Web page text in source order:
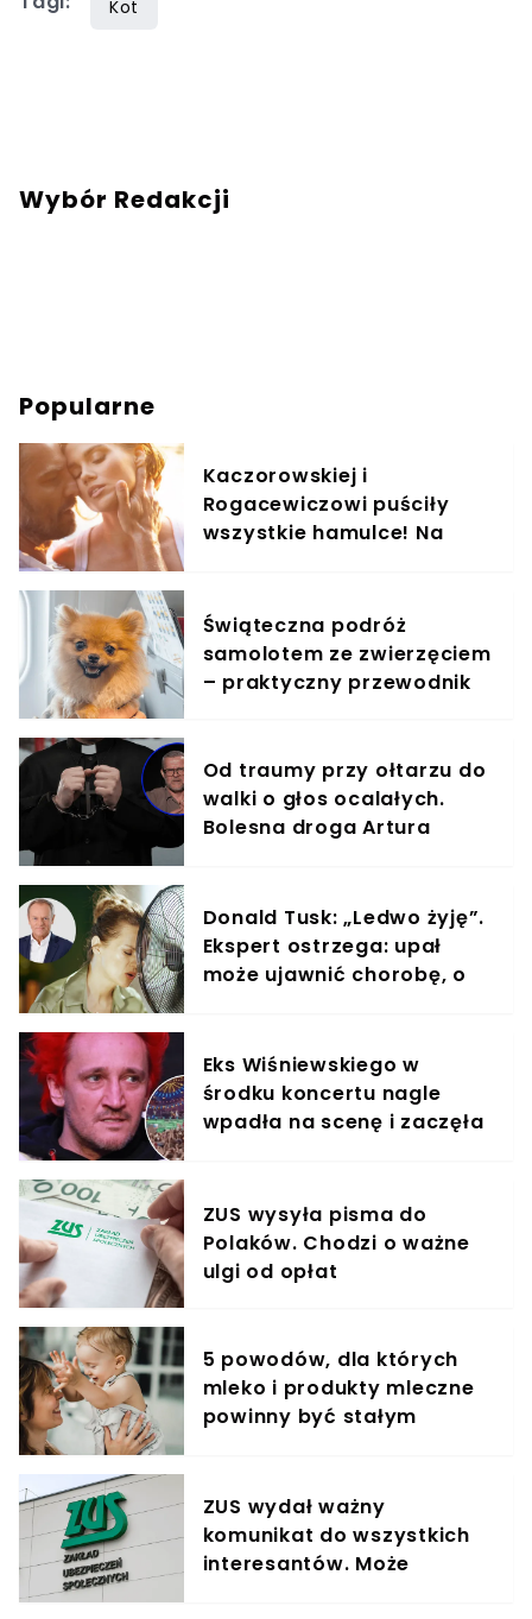
Kot
Wybór Redakcji
Popularne
Kaczorowskiej i
Rogacewiczowi puściły
wszystkie hamulce! Na
Świąteczna podróż
samolotem ze zwierzęciem
– praktyczny przewodnik
Od traumy przy ołtarzu do
walki o głos ocalałych.
Bolesna droga Artura
Donald Tusk: „Ledwo żyję”.
Ekspert ostrzega: upał
może ujawnić chorobę, o
Eks Wiśniewskiego w
środku koncertu nagle
wpadła na scenę i zaczęła
ZUS wysyła pisma do
Polaków. Chodzi o ważne
ulgi od opłat
5 powodów, dla których
mleko i produkty mleczne
powinny być stałym
ZUS wydał ważny
komunikat do wszystkich
interesantów. Może